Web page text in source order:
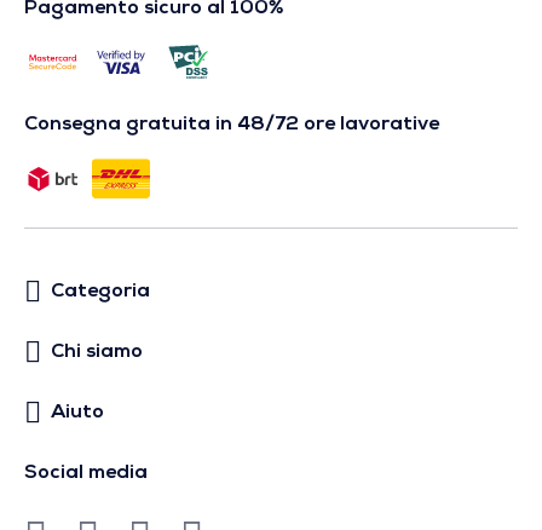
Pagamento sicuro al 100%
Consegna gratuita in 48/72 ore lavorative
Categoria
Chi siamo
Aiuto
Social media